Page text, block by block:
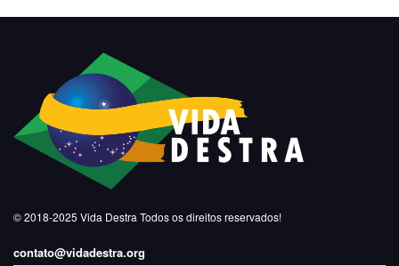
© 2018-2025 Vida Destra Todos os direitos reservados!
contato@vidadestra.org